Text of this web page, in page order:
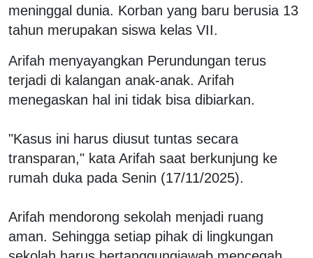
meninggal dunia. Korban yang baru berusia 13
tahun merupakan siswa kelas VII.
Arifah menyayangkan Perundungan terus
terjadi di kalangan anak-anak. Arifah
menegaskan hal ini tidak bisa dibiarkan.
"Kasus ini harus diusut tuntas secara
transparan," kata Arifah saat berkunjung ke
rumah duka pada Senin (17/11/2025).
Arifah mendorong sekolah menjadi ruang
aman. Sehingga setiap pihak di lingkungan